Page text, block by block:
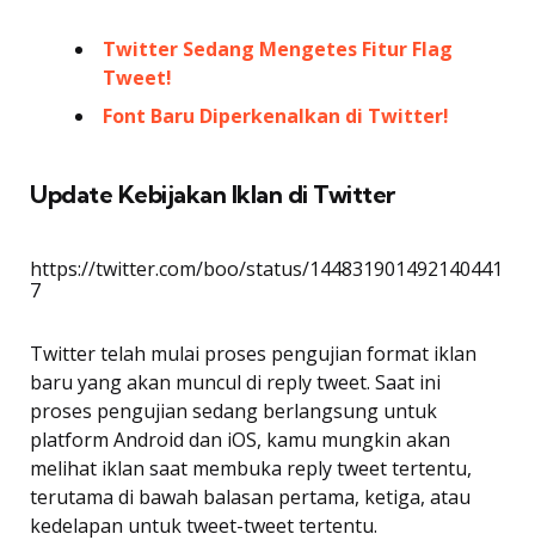
Twitter Sedang Mengetes Fitur Flag
Tweet!
Font Baru Diperkenalkan di Twitter!
Update Kebijakan Iklan di Twitter
https://twitter.com/boo/status/144831901492140441
7
Twitter telah mulai proses pengujian format iklan
baru yang akan muncul di reply tweet. Saat ini
proses pengujian sedang berlangsung untuk
platform Android dan iOS, kamu mungkin akan
melihat iklan saat membuka reply tweet tertentu,
terutama di bawah balasan pertama, ketiga, atau
kedelapan untuk tweet-tweet tertentu.